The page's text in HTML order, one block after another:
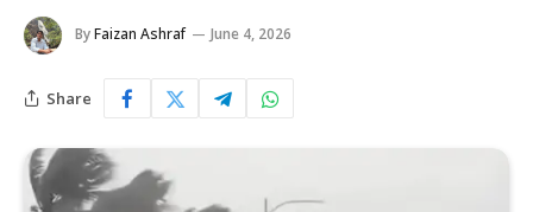
ByFaizan Ashraf June 4, 2026
Share